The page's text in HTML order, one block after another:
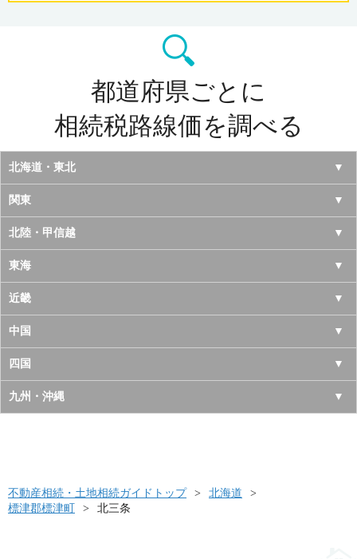
都道府県ごとに
相続税路線価を調べる
北海道・東北
北海道
青森県
岩手県
宮城県
秋田県
山形県
福島県
関東
東京都
神奈川県
千葉県
埼玉県
茨城県
栃木県
北陸・甲信越
山梨県
長野県
新潟県
富山県
石川県
東海
愛知県
岐阜県
三重県
静岡県
近畿
大阪府
京都府
兵庫県
和歌山県
中国
鳥取県
島根県
山口県
四国
徳島県
高知県
九州・沖縄
長崎県
不動産相続・土地相続ガイドトップ
北海道
標津郡標津町
北三条